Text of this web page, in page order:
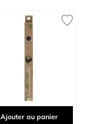
Ajouter au panier